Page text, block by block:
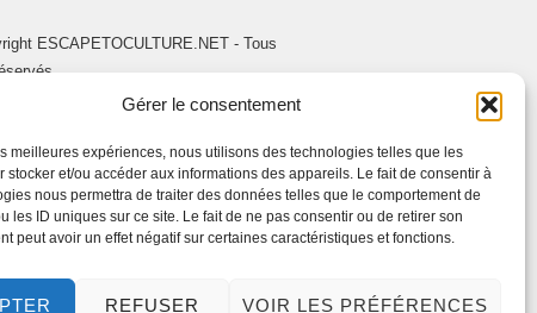
Gérer le consentement
meilleures expériences, nous utilisons des technologies telles que les
stocker et/ou accéder aux informations des appareils. Le fait de consentir à
nous permettra de traiter des données telles que le comportement de
les ID uniques sur ce site. Le fait de ne pas consentir ou de retirer son
peut avoir un effet négatif sur certaines caractéristiques et fonctions.
REFUSER VOIR LES PRÉFÉRENCES
ESCAPETOCULTURE.NET - Tous